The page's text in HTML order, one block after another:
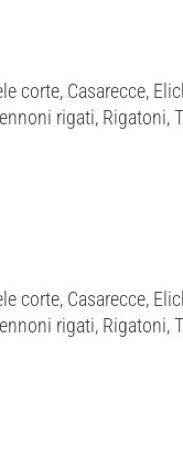
corte, Casarecce,
rigati,
corte, Casarecce,
rigati,